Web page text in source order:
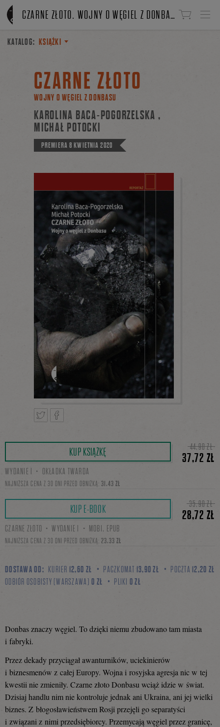
Linki do przejścia
CZARNE ZŁOTO. WOJNY O WĘGIEL Z DONBASU
KATALOG: KSIĄŻKI
CZARNE ZŁOTO
WOJNY O WĘGIEL Z DONBASU
KAROLINA BACA-POGORZELSKA ,
MICHAŁ POTOCKI
PREMIERA8 KWIETNIA 2020
TweetnijPodziel
się
na
KUP KSIĄŻKĘ 44,90 ZŁ
37,72 ZŁ
WYDANIE I・OKŁADKA TWARDA
NAJNIŻSZA CENA Z 30 DNI PRZED OBNIŻKĄ: 31,43 ZŁ
KUP E-BOOK 35,90 ZŁ
28,72 ZŁ
CZARNE ZŁOTO・WYDANIE I・MOBI, EPUB
NAJNIŻSZA CENA Z 30 DNI PRZED OBNIŻKĄ: 23,33 ZŁ
DOSTAWA OD: KURIER 12,60 ZŁ PACZKOMAT 13,90 ZŁ POCZTA 12,20 ZŁ
ODBIÓR OSOBISTY (WARSZAWA) 0 ZŁ PLIKI 0 ZŁ
Donbas znaczy węgiel. To dzięki niemu zbudowano tam miasta
i fabryki.
Przez dekady przyciągał awanturników, uciekinierów
i biznesmenów z całej Europy. Wojna i rosyjska agresja nic w tej
kwestii nie zmieniły. Czarne złoto Donbasu wciąż idzie w świat.
Dzisiaj handlu nim nie kontroluje jednak ani Ukraina, ani jej wielki
biznes. Z błogosławieństwem Rosji przejęli go separatyści
i związani z nimi przedsiębiorcy. Przemycają węgiel przez granicę,